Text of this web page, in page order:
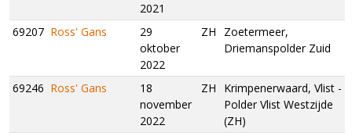
2021
69207 Ross' Gans
29
oktober
2022
ZH
Zoetermeer,
Driemanspolder Zuid
69246 Ross' Gans
18
november
2022
ZH
Krimpenerwaard, Vlist -
Polder Vlist Westzijde
(ZH)